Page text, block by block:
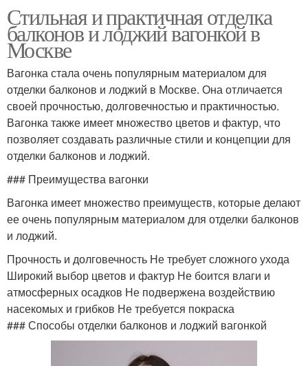
Стильная и практичная отделка
балконов и лоджий вагонкой в
Москве
Вагонка стала очень популярным материалом для
отделки балконов и лоджий в Москве. Она отличается
своей прочностью, долговечностью и практичностью.
Вагонка также имеет множество цветов и фактур, что
позволяет создавать различные стили и концепции для
отделки балконов и лоджий.
### Преимущества вагонки
Вагонка имеет множество преимуществ, которые делают
ее очень популярным материалом для отделки балконов
и лоджий.
Прочность и долговечность Не требует сложного ухода
Широкий выбор цветов и фактур Не боится влаги и
атмосферных осадков Не подвержена воздействию
насекомых и грибков Не требуется покраска
### Способы отделки балконов и лоджий вагонкой